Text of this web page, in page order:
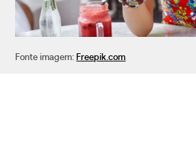
Fonte imagem: Freepik.com